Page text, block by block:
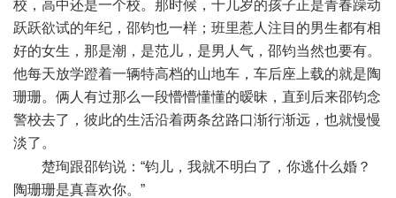
校，高中还是一个校。那时候，十几岁的孩子正是青春躁动
跃跃欲试的年纪，邵钧也一样；班里惹人注目的男生都有相
好的女生，那是潮，是范儿，是男人气，邵钧当然也要有。
他每天放学蹬着一辆特高档的山地车，车后座上载的就是陶
珊珊。俩人有过那么一段懵懵懂懂的暧昧，直到后来邵钧念
警校去了，彼此的生活沿着两条岔路口渐行渐远，也就慢慢
淡了。
楚珣跟邵钧说：“钧儿，我就不明白了，你逃什么婚？
陶珊珊是真喜欢你。”